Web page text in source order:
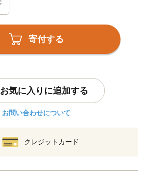
寄付する
お気に入りに追加する
お問い合わせについて
クレジットカード